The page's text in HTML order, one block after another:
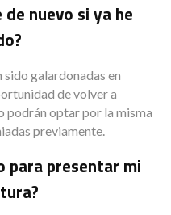
nuevo si ya he
sido galardonadas en
de volver a
podrán optar por la misma
previamente.
para presentar mi